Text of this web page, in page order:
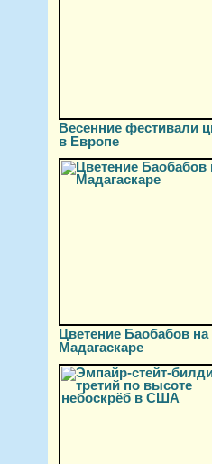
Весенние фестивали
в Европе
Цветение Баобабов на
Мадагаскаре